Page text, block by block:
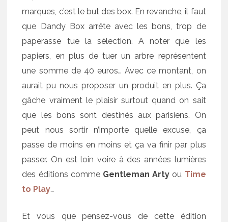
marques, c’est le but des box. En revanche, il faut
que Dandy Box arrête avec les bons, trop de
paperasse tue la sélection. A noter que les
papiers, en plus de tuer un arbre représentent
une somme de 40 euros… Avec ce montant, on
aurait pu nous proposer un produit en plus. Ça
gâche vraiment le plaisir surtout quand on sait
que les bons sont destinés aux parisiens. On
peut nous sortir n’importe quelle excuse, ça
passe de moins en moins et ça va finir par plus
passer. On est loin voire à des années lumières
des éditions comme Gentleman Arty ou Time
to Play…
Et vous que pensez-vous de cette édition